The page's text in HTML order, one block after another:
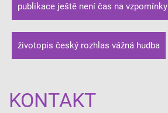
publikace ještě není čas na vzpomínky
životopis český rozhlas vážná hudba
KONTAKT